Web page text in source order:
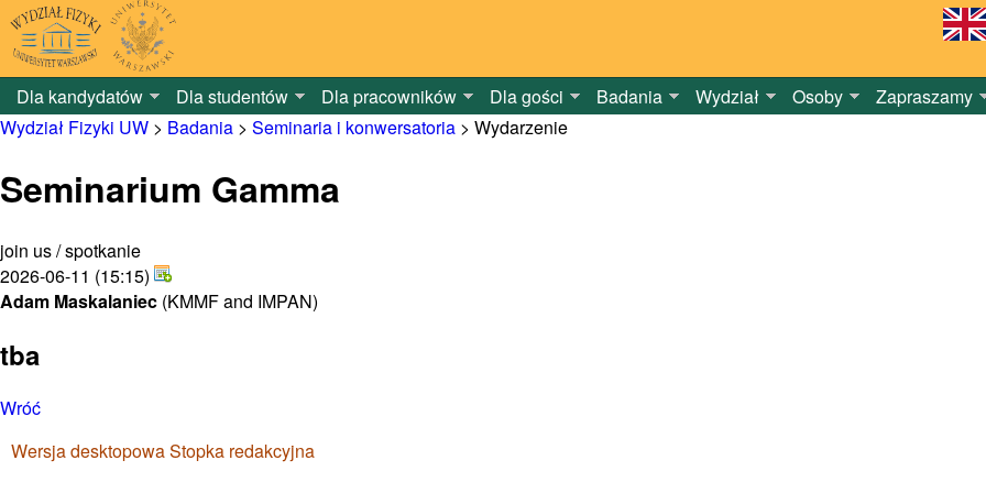
Dla kandydatów Dla studentów Dla pracowników Dla gości Badania Wydział Osoby Zapraszamy
Wydział Fizyki UW > Badania > Seminaria i konwersatoria > Wydarzenie
Seminarium Gamma
join us / spotkanie
2026-06-11 (15:15)
Adam Maskalaniec (KMMF and IMPAN)
tba
Wróć
Wersja desktopowaStopka redakcyjna